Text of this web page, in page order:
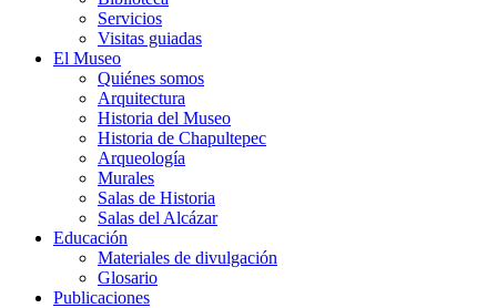
Servicios
Visitas guiadas
El Museo
Quiénes somos
Arquitectura
Historia del Museo
Historia de Chapultepec
Arqueología
Murales
Salas de Historia
Salas del Alcázar
Educación
Materiales de divulgación
Glosario
Publicaciones